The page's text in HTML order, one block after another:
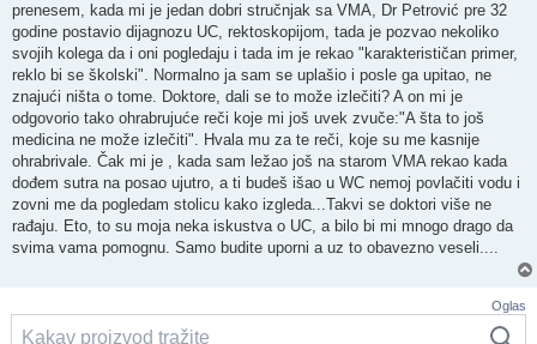
prenesem, kada mi je jedan dobri stručnjak sa VMA, Dr Petrović pre 32
godine postavio dijagnozu UC, rektoskopijom, tada je pozvao nekoliko
svojih kolega da i oni pogledaju i tada im je rekao "karakterističan primer,
reklo bi se školski". Normalno ja sam se uplašio i posle ga upitao, ne
znajući ništa o tome. Doktore, dali se to može izlečiti? A on mi je
odgovorio tako ohrabrujuće reči koje mi još uvek zvuče:"A šta to još
medicina ne može izlečiti". Hvala mu za te reči, koje su me kasnije
ohrabrivale. Čak mi je , kada sam ležao još na starom VMA rekao kada
dođem sutra na posao ujutro, a ti budeš išao u WC nemoj povlačiti vodu i
zovni me da pogledam stolicu kako izgleda...Takvi se doktori više ne
rađaju. Eto, to su moja neka iskustva o UC, a bilo bi mi mnogo drago da
svima vama pomognu. Samo budite uporni a uz to obavezno veseli....
Oglas